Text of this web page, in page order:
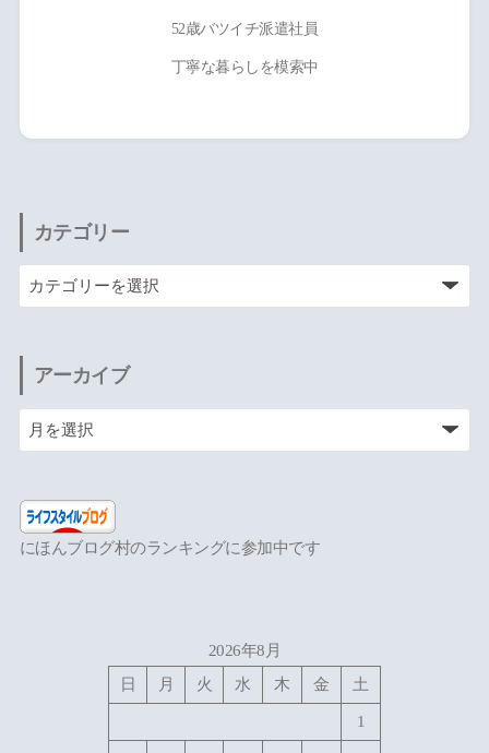
52歳バツイチ派遣社員
丁寧な暮らしを模索中
カテゴリー
アーカイブ
にほんブログ村のランキングに参加中です
2026年8月
日
月 火 水 木 金 土
1